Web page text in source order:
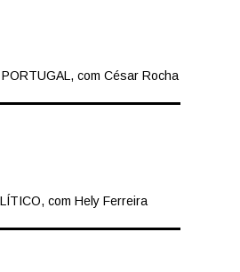
com César Rocha
com Hely Ferreira